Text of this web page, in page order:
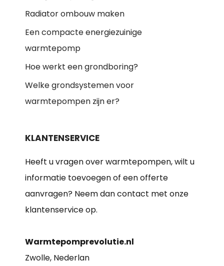
Radiator ombouw maken
Een compacte energiezuinige
warmtepomp
Hoe werkt een grondboring?
Welke grondsystemen voor
warmtepompen zijn er?
KLANTENSERVICE
Heeft u vragen over warmtepompen, wilt u
informatie toevoegen of een offerte
aanvragen? Neem dan contact met onze
klantenservice op.
Warmtepomprevolutie.nl
Zwolle, Nederlan